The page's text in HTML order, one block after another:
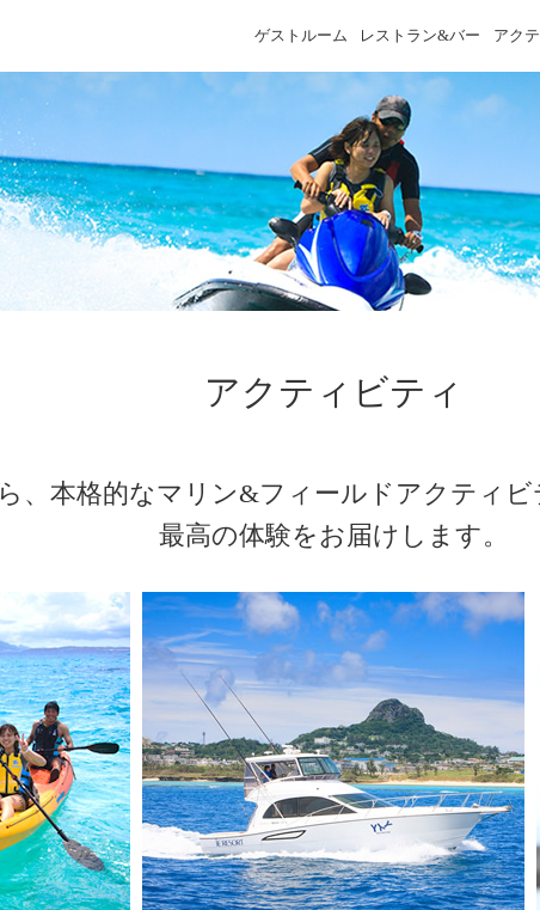
ゲストルーム レストラン&バー アク
アクティビティ
、本格的なマリン&フィールドアクティビ
最高の体験をお届けします。